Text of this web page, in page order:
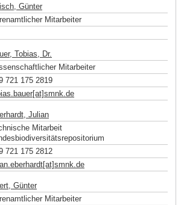
Günter
Mitarbeiter
Tobias, Dr.
Mitarbeiter
721 175 2819
.de
Julian
Mitarbeit
721 175 2812
de
Günter
Mitarbeiter